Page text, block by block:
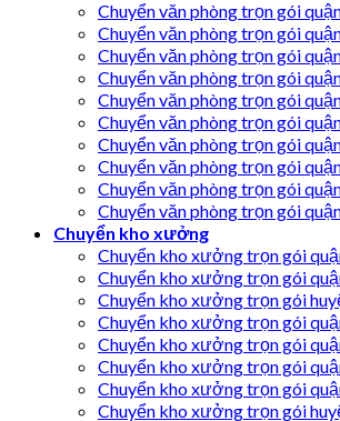
Chuyển văn phòng trọn gói
Chuyển văn phòng trọn gói
Chuyển văn phòng trọn gói
Chuyển văn phòng trọn gói
Chuyển văn phòng trọn gói
Chuyển văn phòng trọn gói
Chuyển văn phòng trọn gói
Chuyển văn phòng trọn gói
Chuyển văn phòng trọn gói
Chuyển văn phòng trọn gói
Chuyển kho xưởng
Chuyển kho xưởng trọn gói
Chuyển kho xưởng trọn gói
Chuyển kho xưởng trọn gói
Chuyển kho xưởng trọn gói
Chuyển kho xưởng trọn gói
Chuyển kho xưởng trọn gói
Chuyển kho xưởng trọn gói
Chuyển kho xưởng trọn gói